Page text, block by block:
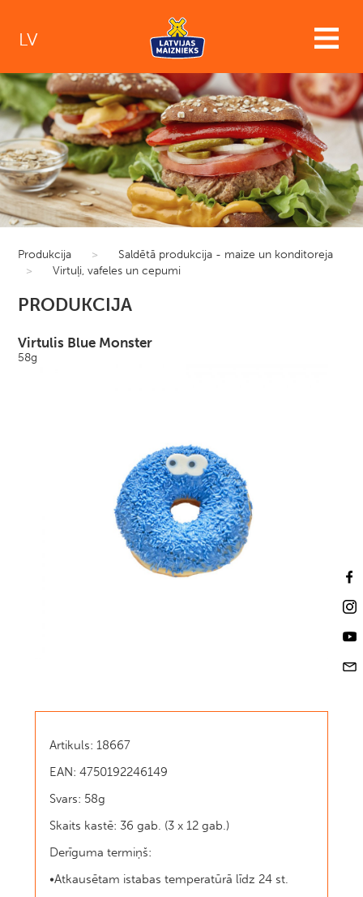
LV
Produkcija >
Saldētā produkcija - maize un konditoreja
>
Virtuļi, vafeles un cepumi
PRODUKCIJA
Virtulis Blue Monster
58g
Artikuls: 18667
EAN: 4750192246149
Svars: 58g
Skaits kastē: 36 gab. (3 x 12 gab.)
Derīguma termiņš:
•Atkausētam istabas temperatūrā līdz 24 st.